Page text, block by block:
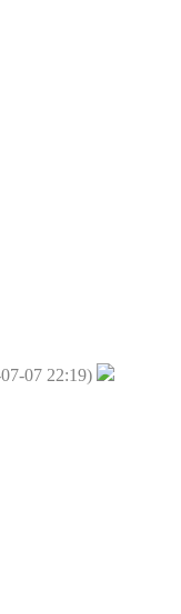
07 22:19)